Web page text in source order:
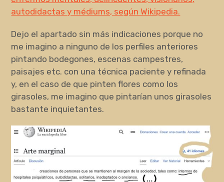
autodidactas y médiums, según Wikipedia.
Dejo el apartado sin más indicaciones porque no
me imagino a ninguno de los perfiles anteriores
pintando bodegones, escenas campestres,
paisajes etc. con una técnica paciente y refinada
y, en el caso de que pinten flores como los
girasoles, me imagino que pintarían unos girasoles
bastante inquietantes.